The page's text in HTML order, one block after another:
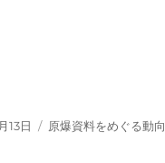
13日
カ
原爆資料をめぐる動向